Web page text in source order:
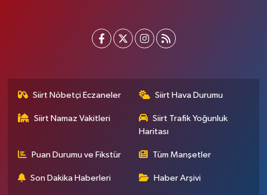
Siirt Nöbetçi Eczaneler Siirt Hava Durumu
Siirt Namaz Vakitleri
Siirt Trafik Yoğunluk
Haritası
Puan Durumu ve Fikstür Tüm Manşetler
Son Dakika Haberleri Haber Arşivi